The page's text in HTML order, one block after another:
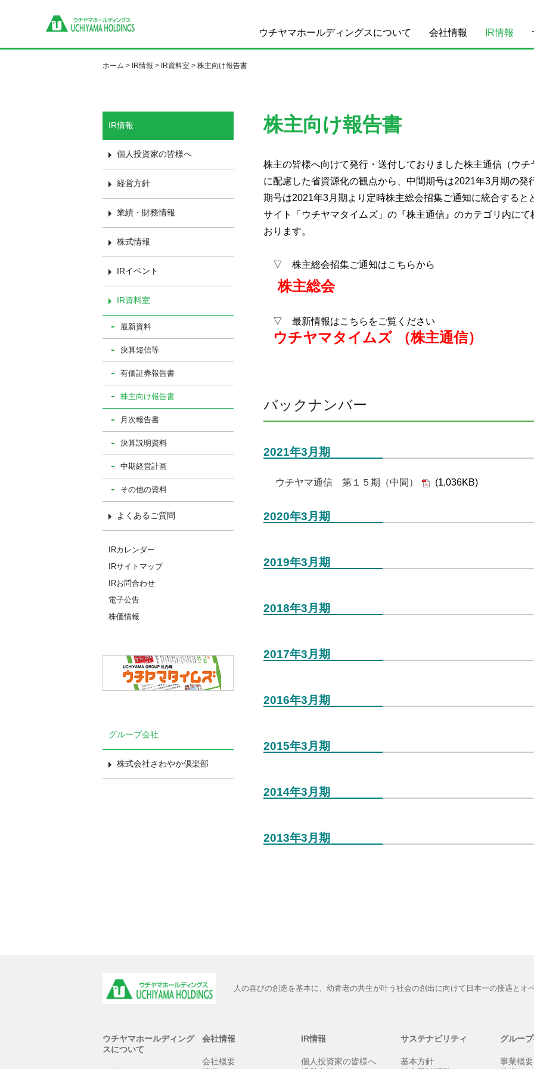
ウチヤマホールディングスについて 会社情報 IR情報
ホーム > IR情報 > IR資料室 > 株主向け報告書
IR情報
個人投資家の皆様へ
経営方針
業績・財務情報
株式情報
IRイベント
IR資料室
最新資料
決算短信等
有価証券報告書
株主向け報告書
月次報告書
決算説明資料
中期経営計画
その他の資料
よくあるご質問
IRカレンダー
IRサイトマップ
IRお問合わせ
電子公告
株価情報
グループ会社
株式会社さわやか倶楽部
株主向け報告書
株主の皆様へ向けて発行・送付しておりました株主通信（ウ
に配慮した省資源化の観点から、中間期号は2021年3月期の発
期号は2021年3月期より定時株主総会招集ご通知に統合すると
サイト「ウチヤマタイムズ」の『株主通信』のカテゴリ内に
おります。
▽ 株主総会招集ご通知はこちらから
株主総会
▽ 最新情報はこちらをご覧ください
ウチヤマタイムズ （株主通信）
バックナンバー
2021年3月期
ウチヤマ通信 第１５期（中間） (1,036KB)
2020年3月期
2019年3月期
2018年3月期
2017年3月期
2016年3月期
2015年3月期
2014年3月期
2013年3月期
人の喜びの創造を基本に、幼青老の共生が叶う社会の創出に向けて日本一の接遇とオ
ウチヤマホールディング
スについて
会社情報
会社概要
IR情報
個人投資家の皆様へ
サステナビリティ
基本方針
グルー
事業概要